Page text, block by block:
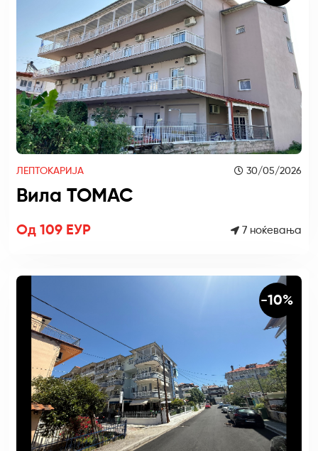
ЛЕПТОКАРИЈА 30/05/2026
Вила ТОМАС
Од 109 ЕУР 7 ноќевања
-10%